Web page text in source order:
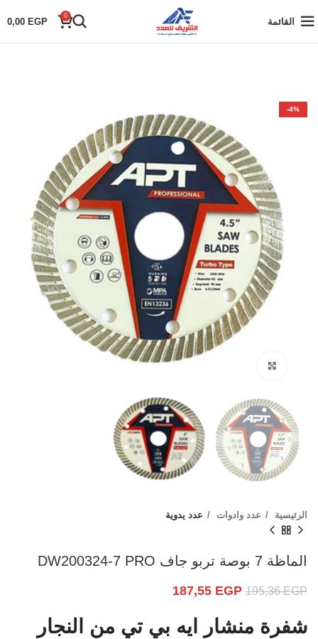
القائمة
0
0,00 EGP
-4%
الرئيسية عدد وادوات عدد يدوية
الماظة 7 بوصة تربو جاف DW200324-7 PRO
195,36EGP
187,55 EGP
شفرة منشار ايه بي تي من النجار